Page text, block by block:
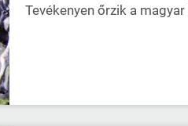
Tevékenyen őrzik a